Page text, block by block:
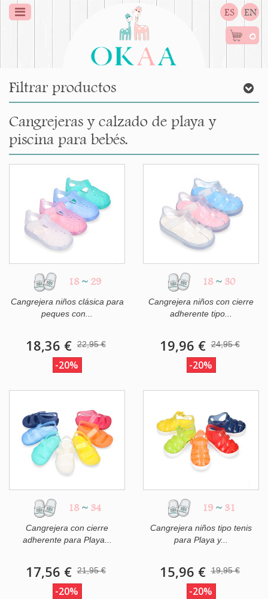
ES EN
0
Filtrar productos
Cangrejeras y calzado de playa y
piscina para bebés.
18 ~ 29
Cangrejera niños clásica para
peques con...
18,36 € 22,95 €
-20%
18 ~ 30
Cangrejera niños con cierre
adherente tipo...
19,96 € 24,95 €
-20%
18 ~ 34
Cangrejera con cierre
adherente para Playa...
17,56 € 21,95 €
-20%
19 ~ 31
Cangrejera niños tipo tenis
para Playa y...
15,96 € 19,95 €
-20%